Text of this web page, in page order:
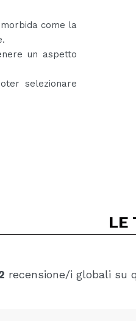
come la
un aspetto
selezionare
LE
recensione/i globali su